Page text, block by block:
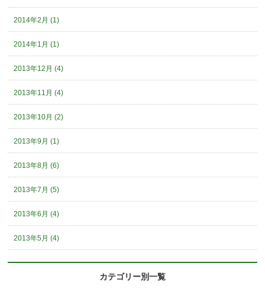
2014年2月 (1)
2014年1月 (1)
2013年12月 (4)
2013年11月 (4)
2013年10月 (2)
2013年9月 (1)
2013年8月 (6)
2013年7月 (5)
2013年6月 (4)
2013年5月 (4)
カテゴリー別一覧